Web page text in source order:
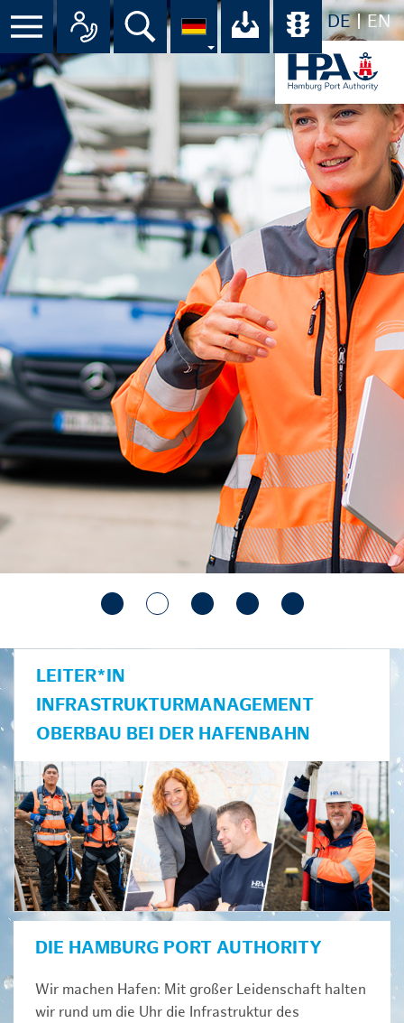
DE EN
Menü Alle Ansprechpartner im
Suche Ihr Download-
LEITER*IN
INFRASTRUKTURMANAGEMENT
OBERBAU BEI DER HAFENBAHN
DIE HAMBURG PORT AUTHORITY
Wir machen Hafen: Mit großer Leidenschaft halten
wir rund um die Uhr die Infrastruktur des